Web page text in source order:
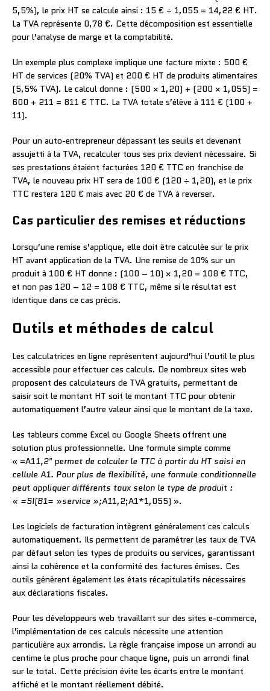
5,5%), le prix HT se calcule ainsi : 15 € ÷ 1,055 = 14,22 € HT.
La TVA représente 0,78 €. Cette décomposition est essentielle
pour l’analyse de marge et la comptabilité.
Un exemple plus complexe implique une facture mixte : 500 €
HT de services (20% TVA) et 200 € HT de produits alimentaires
(5,5% TVA). Le calcul donne : (500 × 1,20) + (200 × 1,055) =
600 + 211 = 811 € TTC. La TVA totale s’élève à 111 € (100 +
11).
Pour un auto-entrepreneur dépassant les seuils et devenant
assujetti à la TVA, recalculer tous ses prix devient nécessaire. Si
ses prestations étaient facturées 120 € TTC en franchise de
TVA, le nouveau prix HT sera de 100 € (120 ÷ 1,20), et le prix
TTC restera 120 € mais avec 20 € de TVA à reverser.
Cas particulier des remises et réductions
Lorsqu’une remise s’applique, elle doit être calculée sur le prix
HT avant application de la TVA. Une remise de 10% sur un
produit à 100 € HT donne : (100 – 10) × 1,20 = 108 € TTC,
et non pas 120 – 12 = 108 € TTC, même si le résultat est
identique dans ce cas précis.
Outils et méthodes de calcul
Les calculatrices en ligne représentent aujourd’hui l’outil le plus
accessible pour effectuer ces calculs. De nombreux sites web
proposent des calculateurs de TVA gratuits, permettant de
saisir soit le montant HT soit le montant TTC pour obtenir
automatiquement l’autre valeur ainsi que le montant de la taxe.
Les tableurs comme Excel ou Google Sheets offrent une
solution plus professionnelle. Une formule simple comme
« =A11,2″ permet de calculer le TTC à partir du HT saisi en
cellule A1. Pour plus de flexibilité, une formule conditionnelle
peut appliquer différents taux selon le type de produit :
« =SI(B1= »service »;A11,2;A1*1,055) ».
Les logiciels de facturation intègrent généralement ces calculs
automatiquement. Ils permettent de paramétrer les taux de TVA
par défaut selon les types de produits ou services, garantissant
ainsi la cohérence et la conformité des factures émises. Ces
outils génèrent également les états récapitulatifs nécessaires
aux déclarations fiscales.
Pour les développeurs web travaillant sur des sites e-commerce,
l’implémentation de ces calculs nécessite une attention
particulière aux arrondis. La règle française impose un arrondi au
centime le plus proche pour chaque ligne, puis un arrondi final
sur le total. Cette précision évite les écarts entre le montant
affiché et le montant réellement débité.